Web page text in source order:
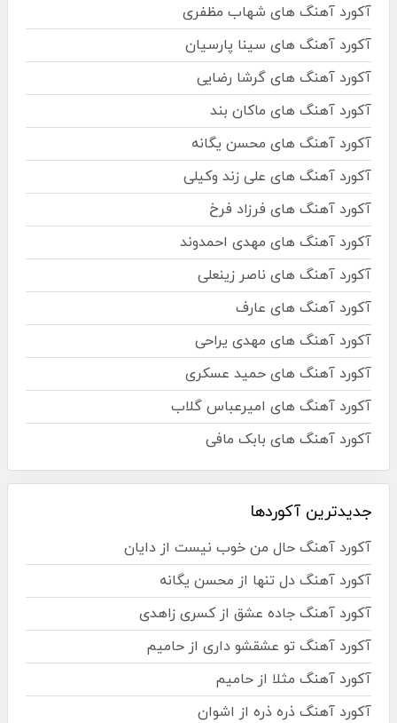
آکورد آهنگ های شهاب مظفری
آکورد آهنگ های سینا پارسیان
آکورد آهنگ های گرشا رضایی
آکورد آهنگ های ماکان بند
آکورد آهنگ های محسن یگانه
آکورد آهنگ های علی زند وکیلی
آکورد آهنگ های فرزاد فرخ
آکورد آهنگ های مهدی احمدوند
آکورد آهنگ های ناصر زینعلی
آکورد آهنگ های عارف
آکورد آهنگ های مهدی یراحی
آکورد آهنگ های حمید عسکری
آکورد آهنگ های امیرعباس گلاب
آکورد آهنگ های بابک مافی
جدیدترین آکوردها
آکورد آهنگ حال من خوب نیست از دایان
آکورد آهنگ دل تنها از محسن یگانه
آکورد آهنگ جاده عشق از کسری زاهدی
آکورد آهنگ تو عشقشو داری از حامیم
آکورد آهنگ مثلا از حامیم
آکورد آهنگ ذره ذره از اشوان